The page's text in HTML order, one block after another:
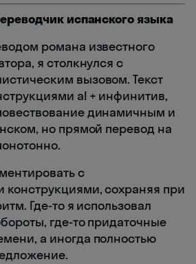
испанского языка
романа известного
я столкнулся с
вызовом. Текст
al + инфинитив,
динамичным и
но прямой перевод на
с
конструкциями, сохраняя при
Где-то я использовал
где-то придаточные
а иногда полностью